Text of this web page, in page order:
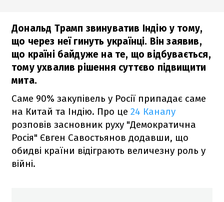
Дональд Трамп звинуватив Індію у тому,
що через неї гинуть українці. Він заявив,
що країні байдуже на те, що відбувається,
тому ухвалив рішення суттєво підвищити
мита.
Саме 90% закупівель у Росії припадає саме
на Китай та Індію. Про це 24 Каналу
розповів засновник руху "Демократична
Росія" Євген Савостьянов додавши, що
обидві країни відіграють величезну роль у
війні.